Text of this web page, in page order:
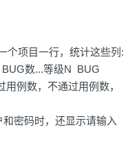
个项目一行，统计这些列:
数...等级N BUG
例数，不通过用例数，
密码时，还显示请输入